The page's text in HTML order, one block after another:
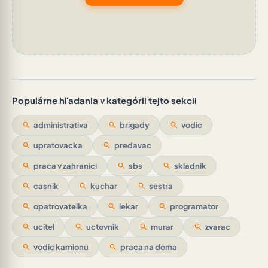
Populárne hľadania v kategórii tejto sekcii
search administrativa search brigady search vodic
search upratovacka search predavac
search praca v zahranici search sbs search skladnik
search casnik search kuchar search sestra
search opatrovatelka search lekar search programator
search ucitel search uctovnik search murar search zvarac
search vodic kamionu search praca na doma